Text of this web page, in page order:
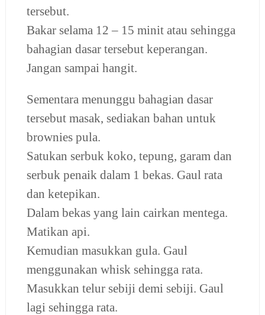
tersebut.
Bakar selama 12 – 15 minit atau sehingga
bahagian dasar tersebut keperangan.
Jangan sampai hangit.
Sementara menunggu bahagian dasar
tersebut masak, sediakan bahan untuk
brownies pula.
Satukan serbuk koko, tepung, garam dan
serbuk penaik dalam 1 bekas. Gaul rata
dan ketepikan.
Dalam bekas yang lain cairkan mentega.
Matikan api.
Kemudian masukkan gula. Gaul
menggunakan whisk sehingga rata.
Masukkan telur sebiji demi sebiji. Gaul
lagi sehingga rata.